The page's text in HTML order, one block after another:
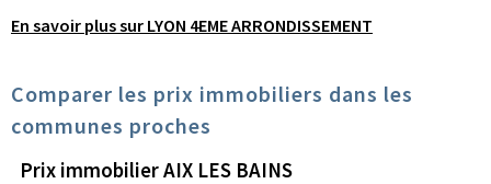
En savoir plus sur LYON 4EME ARRONDISSEMENT
Comparer les prix immobiliers dans les
communes proches
Prix immobilier AIX LES BAINS